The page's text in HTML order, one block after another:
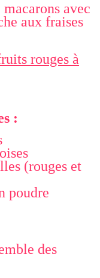
avec
aux fraises
rouges à
:
(rouges et
poudre
des